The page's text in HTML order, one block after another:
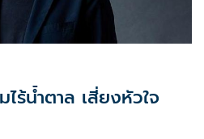
ไร้น้ำตาล เสี่ยงหัวใจ